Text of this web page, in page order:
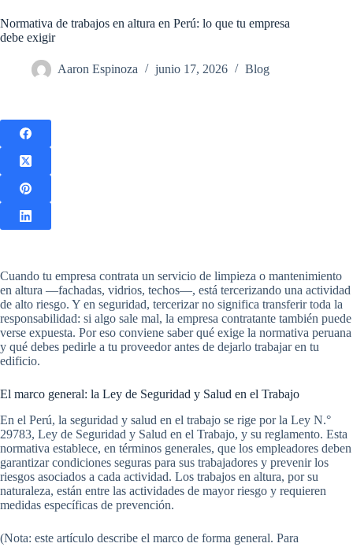
Normativa de trabajos en altura en Perú: lo que tu empresa
debe exigir
Aaron Espinoza junio 17, 2026 Blog
Cuando tu empresa contrata un servicio de limpieza o mantenimiento
en altura —fachadas, vidrios, techos—, está tercerizando una actividad
de alto riesgo. Y en seguridad, tercerizar no significa transferir toda la
responsabilidad: si algo sale mal, la empresa contratante también puede
verse expuesta. Por eso conviene saber qué exige la normativa peruana
y qué debes pedirle a tu proveedor antes de dejarlo trabajar en tu
edificio.
El marco general: la Ley de Seguridad y Salud en el Trabajo
En el Perú, la seguridad y salud en el trabajo se rige por la Ley N.°
29783, Ley de Seguridad y Salud en el Trabajo, y su reglamento. Esta
normativa establece, en términos generales, que los empleadores deben
garantizar condiciones seguras para sus trabajadores y prevenir los
riesgos asociados a cada actividad. Los trabajos en altura, por su
naturaleza, están entre las actividades de mayor riesgo y requieren
medidas específicas de prevención.
(Nota: este artículo describe el marco de forma general. Para